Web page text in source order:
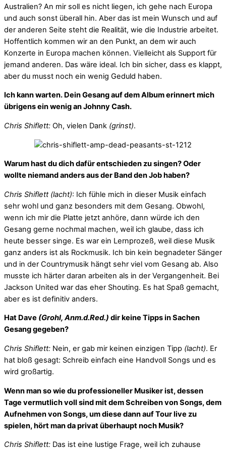
Australien? An mir soll es nicht liegen, ich gehe nach Europa
und auch sonst überall hin. Aber das ist mein Wunsch und auf
der anderen Seite steht die Realität, wie die Industrie arbeitet.
Hoffentlich kommen wir an den Punkt, an dem wir auch
Konzerte in Europa machen können. Vielleicht als Support für
jemand anderen. Das wäre ideal. Ich bin sicher, dass es klappt,
aber du musst noch ein wenig Geduld haben.
Ich kann warten. Dein Gesang auf dem Album erinnert mich
übrigens ein wenig an Johnny Cash.
Chris Shiflett: Oh, vielen Dank (grinst).
Warum hast du dich dafür entschieden zu singen? Oder
wollte niemand anders aus der Band den Job haben?
Chris Shiflett (lacht): Ich fühle mich in dieser Musik einfach
sehr wohl und ganz besonders mit dem Gesang. Obwohl,
wenn ich mir die Platte jetzt anhöre, dann würde ich den
Gesang gerne nochmal machen, weil ich glaube, dass ich
heute besser singe. Es war ein Lernprozeß, weil diese Musik
ganz anders ist als Rockmusik. Ich bin kein begnadeter Sänger
und in der Countrymusik hängt sehr viel vom Gesang ab. Also
musste ich härter daran arbeiten als in der Vergangenheit. Bei
Jackson United war das eher Shouting. Es hat Spaß gemacht,
aber es ist definitiv anders.
Hat Dave (Grohl, Anm.d.Red.) dir keine Tipps in Sachen
Gesang gegeben?
Chris Shiflett: Nein, er gab mir keinen einzigen Tipp (lacht). Er
hat bloß gesagt: Schreib einfach eine Handvoll Songs und es
wird großartig.
Wenn man so wie du professioneller Musiker ist, dessen
Tage vermutlich voll sind mit dem Schreiben von Songs, dem
Aufnehmen von Songs, um diese dann auf Tour live zu
spielen, hört man da privat überhaupt noch Musik?
Chris Shiflett: Das ist eine lustige Frage, weil ich zuhause